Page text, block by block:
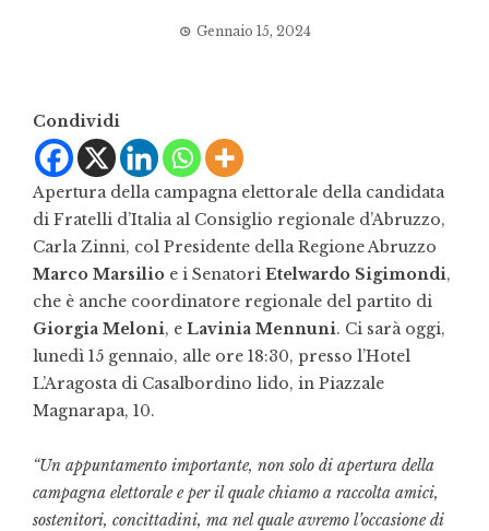
Gennaio 15, 2024
Condividi
Apertura della campagna elettorale della candidata
di Fratelli d’Italia al Consiglio regionale d’Abruzzo,
Carla Zinni, col Presidente della Regione Abruzzo
Marco Marsilio e i Senatori Etelwardo Sigimondi,
che è anche coordinatore regionale del partito di
Giorgia Meloni, e Lavinia Mennuni. Ci sarà oggi,
lunedì 15 gennaio, alle ore 18:30, presso l’Hotel
L’Aragosta di Casalbordino lido, in Piazzale
Magnarapa, 10.
“Un appuntamento importante, non solo di apertura della
campagna elettorale e per il quale chiamo a raccolta amici,
sostenitori, concittadini, ma nel quale avremo l’occasione di